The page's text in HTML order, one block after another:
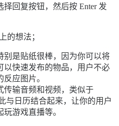
择回复按钮，然后按 Enter 发
的想法；
别是贴纸很棒，因为你可以将
以快速发布的物品，用户不必
应图片。
传输音频和视频，类似于
与日历结合起来，让你的用户
游戏直播等。